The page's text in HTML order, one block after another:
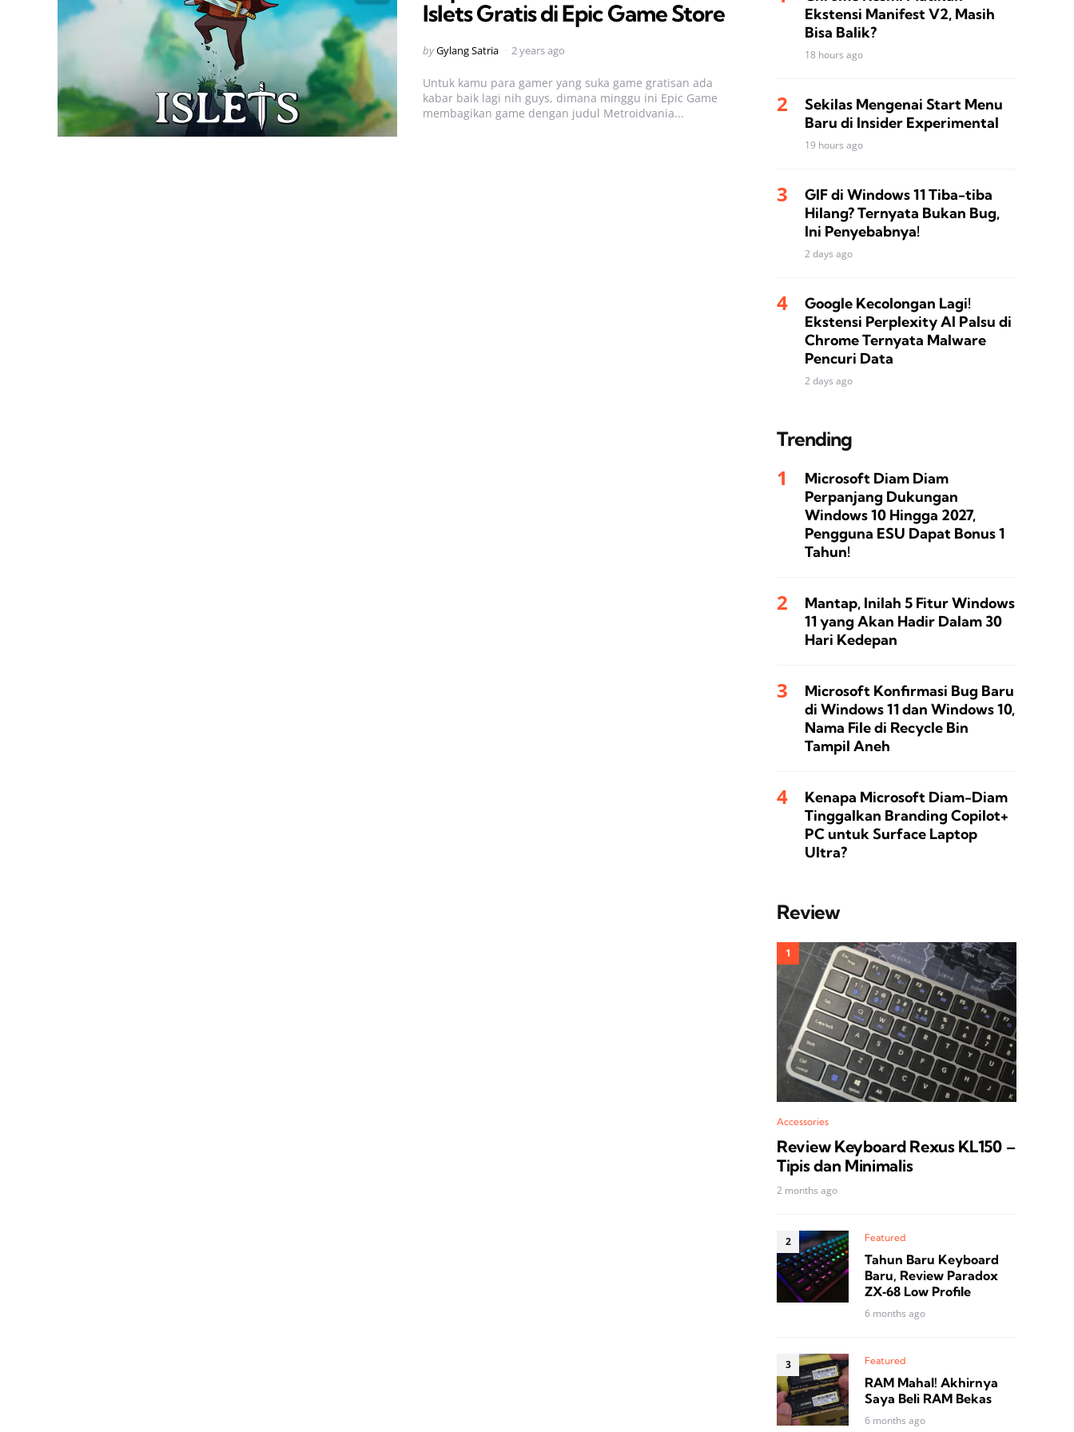
Islets Gratis di Epic Game Store
Posted
byGylang Satria 2 years ago
Untuk kamu para gamer yang suka game gratisan ada
kabar baik lagi nih guys, dimana minggu ini Epic Game
membagikan game dengan judul Metroidvania...
Ekstensi Manifest V2, Masih
Bisa Balik?
18 hours ago
Sekilas Mengenai Start Menu
Baru di Insider Experimental
19 hours ago
GIF di Windows 11 Tiba-tiba
Hilang? Ternyata Bukan Bug,
Ini Penyebabnya!
2 days ago
Google Kecolongan Lagi!
Ekstensi Perplexity AI Palsu di
Chrome Ternyata Malware
Pencuri Data
2 days ago
Trending
Microsoft Diam Diam
Perpanjang Dukungan
Windows 10 Hingga 2027,
Pengguna ESU Dapat Bonus 1
Tahun!
Mantap, Inilah 5 Fitur Windows
11 yang Akan Hadir Dalam 30
Hari Kedepan
Microsoft Konfirmasi Bug Baru
di Windows 11 dan Windows 10,
Nama File di Recycle Bin
Tampil Aneh
Kenapa Microsoft Diam-Diam
Tinggalkan Branding Copilot+
PC untuk Surface Laptop
Ultra?
Review
Accessories
Review Keyboard Rexus KL150 –
Tipis dan Minimalis
2 months ago
Featured
Tahun Baru Keyboard
Baru, Review Paradox
ZX‑68 Low Profile
6 months ago
Featured
RAM Mahal! Akhirnya
Saya Beli RAM Bekas
6 months ago